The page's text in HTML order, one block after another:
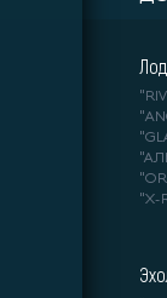
"X-